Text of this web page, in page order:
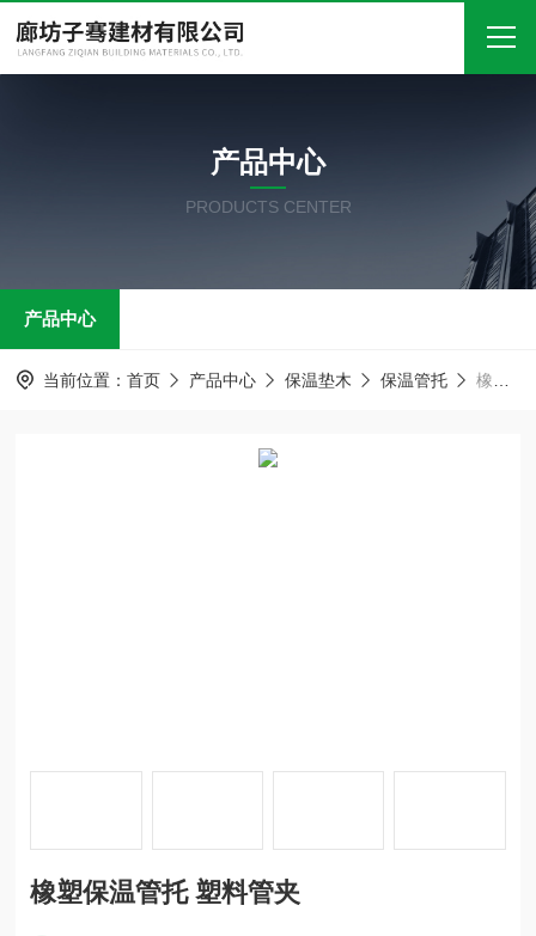
关于我们
产品中心
在线留言
产品中心
PRODUCTS CENTER
产品中心
当前位置： 首页 产品中心 保温垫木 保温管托 橡塑保温管托 塑料管夹
橡塑保温管托 塑料管夹